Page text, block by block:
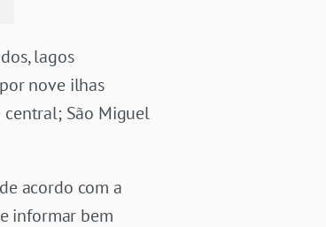
lagos
nove ilhas
central; São Miguel
acordo com a
informar bem